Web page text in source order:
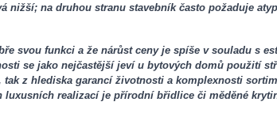
na druhou stranu stavebník často požaduje
svou funkci a že nárůst ceny je spíše v souladu s
se jako nejčastější jeví u bytových domů použití
z hlediska garancí životnosti a komplexnosti
realizací je přírodní břidlice či měděné